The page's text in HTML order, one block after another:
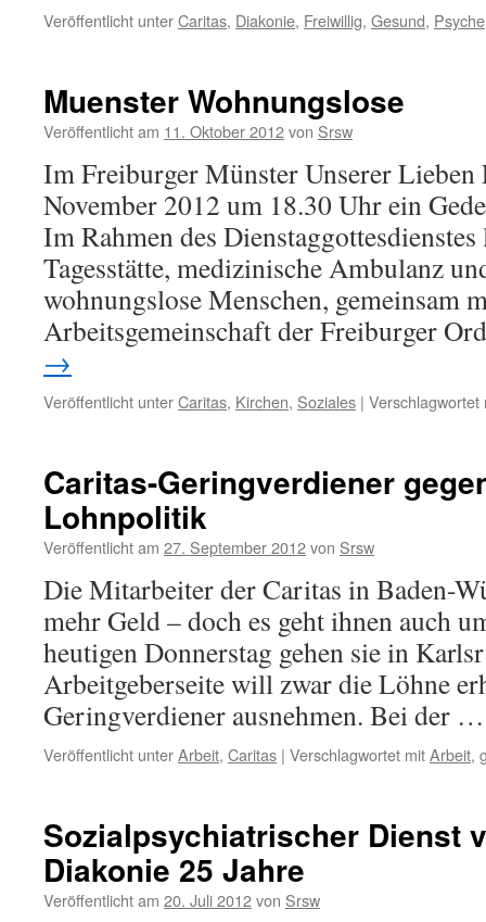
Veröffentlicht unterCaritas, Diakonie, Freiwillig, Gesund, Psyche
Muenster Wohnungslose
Veröffentlicht am 11. Oktober 2012von Srsw
Im Freiburger Münster Unserer Lieben
November 2012 um 18.30 Uhr ein
Im Rahmen des Dienstaggottesdienstes
Tagesstätte, medizinische Ambulanz
wohnungslose Menschen, gemeinsam
Arbeitsgemeinschaft der Freiburger
→
Veröffentlicht unterCaritas, Kirchen, Soziales | Verschlagwortet
Caritas-Geringverdiener
Lohnpolitik
Veröffentlicht am 27. September 2012von Srsw
Die Mitarbeiter der Caritas in Baden-
mehr Geld – doch es geht ihnen auch
heutigen Donnerstag gehen sie in
Arbeitgeberseite will zwar die Löhne
Geringverdiener ausnehmen. Bei der
Veröffentlicht unterArbeit, Caritas | Verschlagwortet mitArbeit,
Sozialpsychiatrischer Dienst
Diakonie 25 Jahre
Veröffentlicht am 20. Juli 2012von Srsw